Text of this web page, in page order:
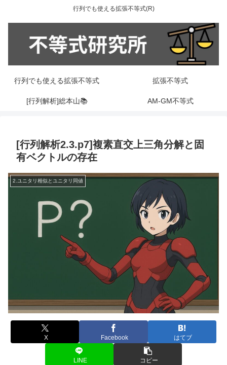
行列でも使える拡張不等式(R)
行列でも使える拡張不等式 拡張不等式
[行列解析]総本山📚 AM-GM不等式
[行列解析2.3.p7]複素直交上三角分解と固
有ベクトルの存在
2.ユニタリ相似とユニタリ同値
X Facebook はてブ
LINE コピー